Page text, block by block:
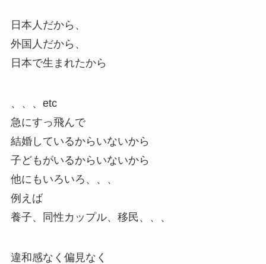
日本人だから、
外国人だから、
日本で生まれたから
、、、etc
急にすっ飛んで
結婚しているからいないから
子どもがいるからいないから
他にもいろいろ、、、
例えば
養子、同性カップル、移民、、、
違和感なく偏見なく